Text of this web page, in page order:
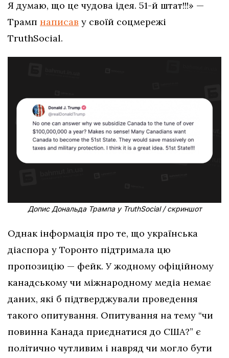
Я думаю, що це чудова ідея. 51-й штат!!!» —
Трамп написав у своїй соцмережі
TruthSocial.
Допис Дональда Трампа у TruthSocial / скриншот
Однак інформація про те, що українська
діаспора у Торонто підтримала цю
пропозицію — фейк. У жодному офіційному
канадському чи міжнародному медіа немає
даних, які б підтверджували проведення
такого опитування. Опитування на тему “чи
повинна Канада приєднатися до США?” є
політично чутливим і навряд чи могло бути